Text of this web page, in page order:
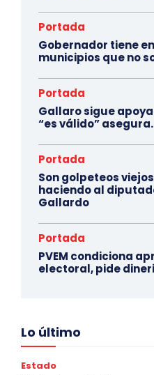
Portada
Gobernador tiene
municipios que no
Portada
Gallaro sigue
“es válido” asegura.
Portada
Son golpeteos
haciendo al
Gallardo
Portada
PVEM condiciona
electoral, pide
Lo último
Estado